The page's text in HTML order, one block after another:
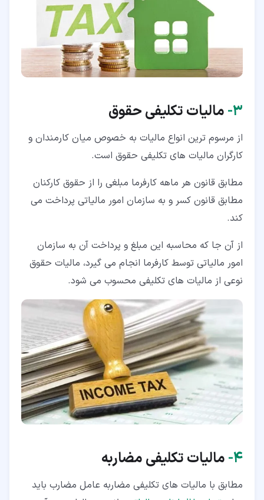
۳‏- مالیات تکلیفی حقوق
از مرسوم ترین انواع مالیات به خصوص میان کارمندان و
کارگران مالیات های تکلیفی حقوق است.
مطابق قانون هر ماهه کارفرما مبلغی را از حقوق کارکنان
مطابق قانون کسر و به سازمان امور مالیاتی پرداخت می
کند.
از آن جا که محاسبه این مبلغ و پرداخت آن به سازمان
امور مالیاتی توسط کارفرما انجام می گیرد، مالیات حقوق
نوعی از مالیات های تکلیفی محسوب می شود.
۴‏- مالیات تکلیفی مضاربه
مطابق با مالیات های تکلیفی مضاربه عامل مضارب باید